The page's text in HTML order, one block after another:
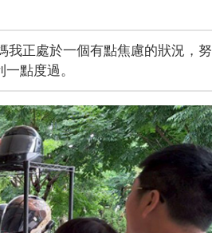
我正處於一個有點焦慮的狀況，努
點度過。